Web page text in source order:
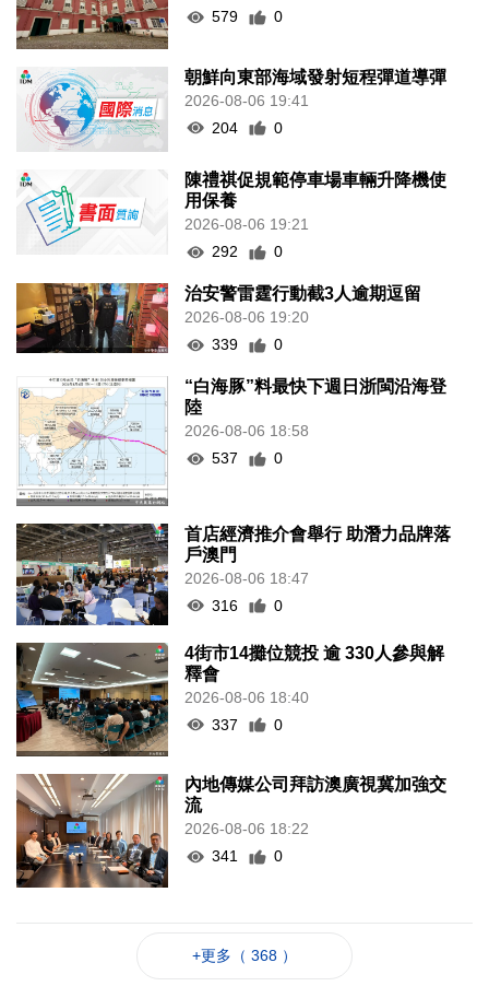
579
0
朝鮮向東部海域發射短程彈道導彈
2026-08-06 19:41
204
0
陳禮祺促規範停車場車輛升降機使
用保養
2026-08-06 19:21
292
0
治安警雷霆行動截3人逾期逗留
2026-08-06 19:20
339
0
“白海豚”料最快下週日浙閩沿海登
陸
2026-08-06 18:58
537
0
首店經濟推介會舉行 助潛力品牌落
戶澳門
2026-08-06 18:47
316
0
4街市14攤位競投 逾 330人參與解
釋會
2026-08-06 18:40
337
0
內地傳媒公司拜訪澳廣視冀加強交
流
2026-08-06 18:22
341
0
+更多（ 368 ）